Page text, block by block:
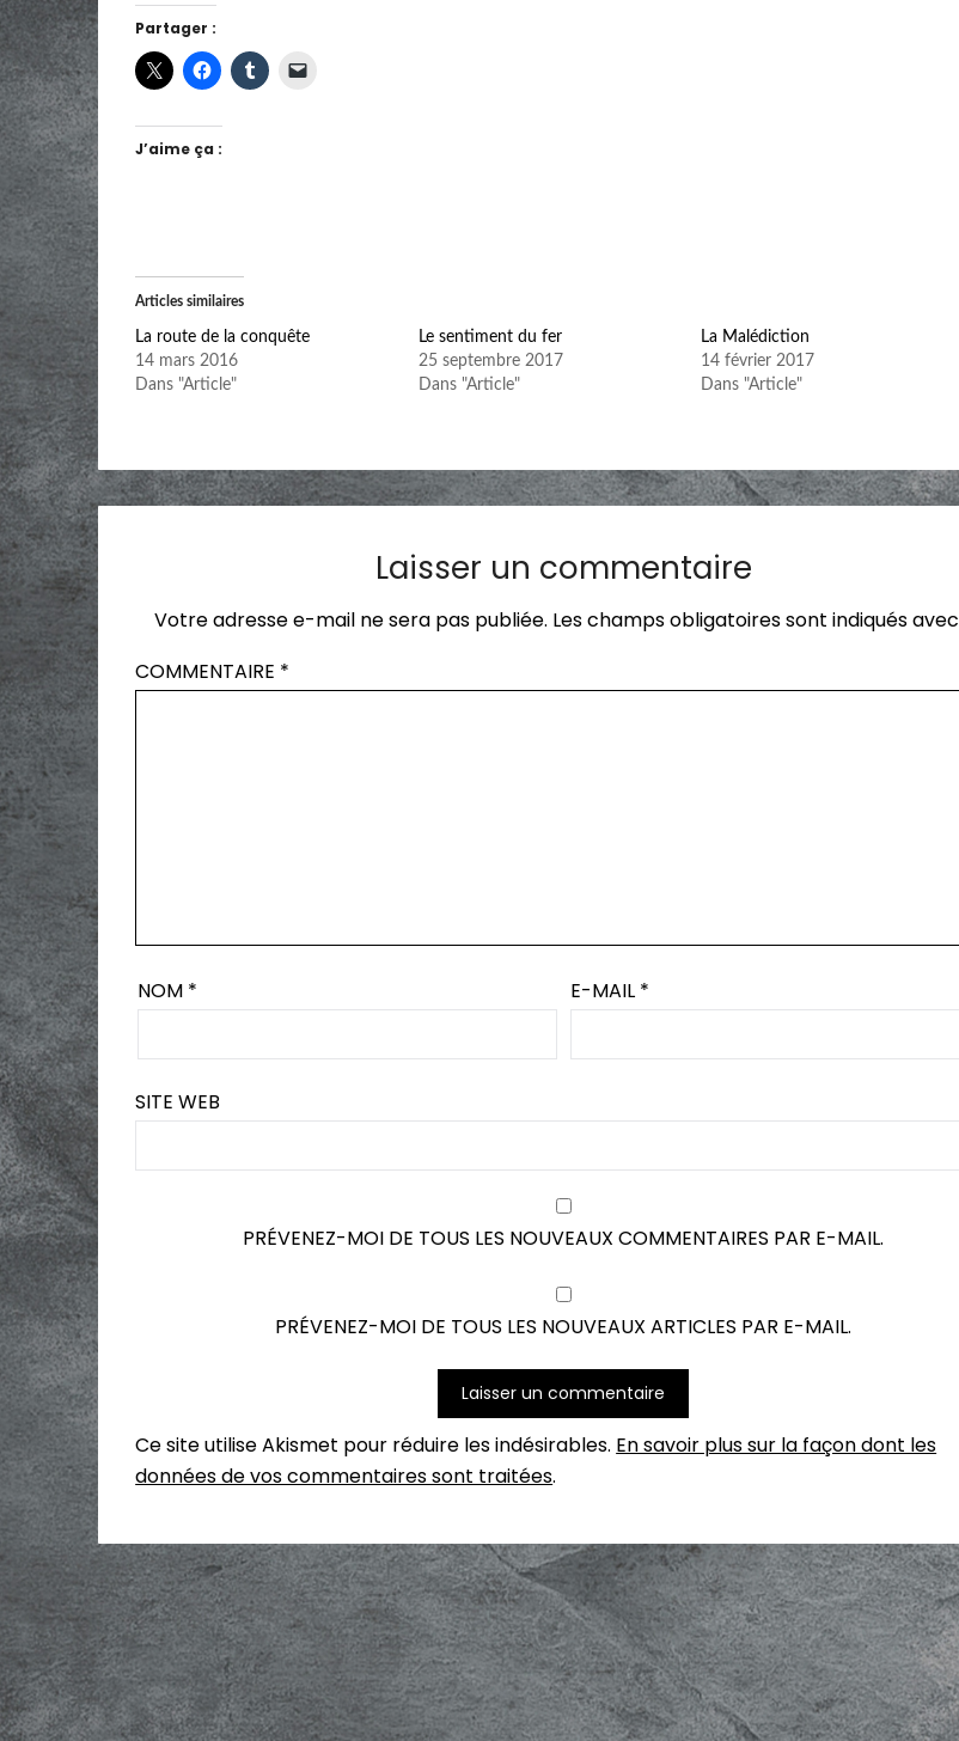
Partager :
J’aime ça :
Articles similaires
La route de la conquête
14 mars 2016
Dans "Article"
Le sentiment du fer
25 septembre 2017
Dans "Article"
La Malédiction
14 février 2017
Dans "Article"
Laisser un commentaire
Votre adresse e-mail ne sera pas publiée. Les champs obligatoires sont indiqués avec
COMMENTAIRE *
NOM * E-MAIL *
SITE WEB
PRÉVENEZ-MOI DE TOUS LES NOUVEAUX COMMENTAIRES PAR E-MAIL.
PRÉVENEZ-MOI DE TOUS LES NOUVEAUX ARTICLES PAR E-MAIL.
Ce site utilise Akismet pour réduire les indésirables. En savoir plus sur la façon dont les
données de vos commentaires sont traitées.